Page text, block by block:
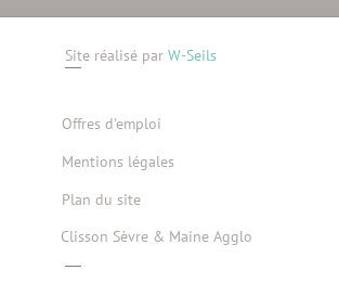
Site réalisé par W-Seils
Offres d'emploi
Mentions légales
Plan du site
Clisson Sèvre & Maine Agglo